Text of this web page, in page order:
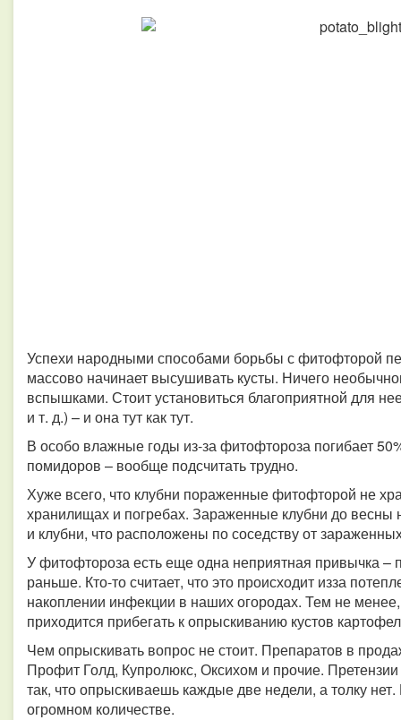
Успехи народными способами борьбы с фитофторой
массово начинает высушивать кусты. Ничего
вспышками. Стоит установиться благоприятной для
и т. д.) – и она тут как тут.
В особо влажные годы из-за фитофтороза погибает
помидоров – вообще подсчитать трудно.
Хуже всего, что клубни пораженные фитофторой не
хранилищах и погребах. Зараженные клубни до весны
и клубни, что расположены по соседству от
У фитофтороза есть еще одна неприятная привычка
раньше. Кто-то считает, что это происходит изза
накоплении инфекции в наших огородах. Тем не
приходится прибегать к опрыскиванию кустов
Чем опрыскивать вопрос не стоит. Препаратов в
Профит Голд, Купролюкс, Оксихом и прочие.
так, что опрыскиваешь каждые две недели, а толку
огромном количестве.